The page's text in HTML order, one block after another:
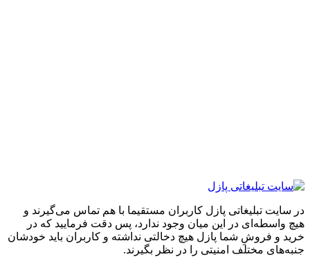
تبلیغاتی پازل کاربران مستقیما با هم تماس می‌گیرند و
در این میان وجود ندارد، پس دقت فرمایید که در
و فروشِ شما پازل هیچ دخالتی نداشته و کاربران باید خودشان
مختلف امنیتی را در نظر بگیرند.